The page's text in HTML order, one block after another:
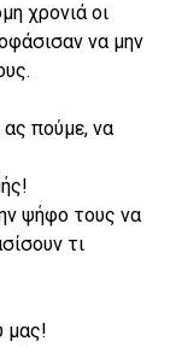
χρονιά οι
να μην
ας πούμε, να
ψήφο τους να
τι
μας!